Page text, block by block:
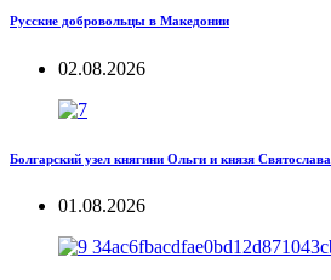
Русские добровольцы в Македонии
02.08.2026
Болгарский узел княгини Ольги и князя Святослава
01.08.2026